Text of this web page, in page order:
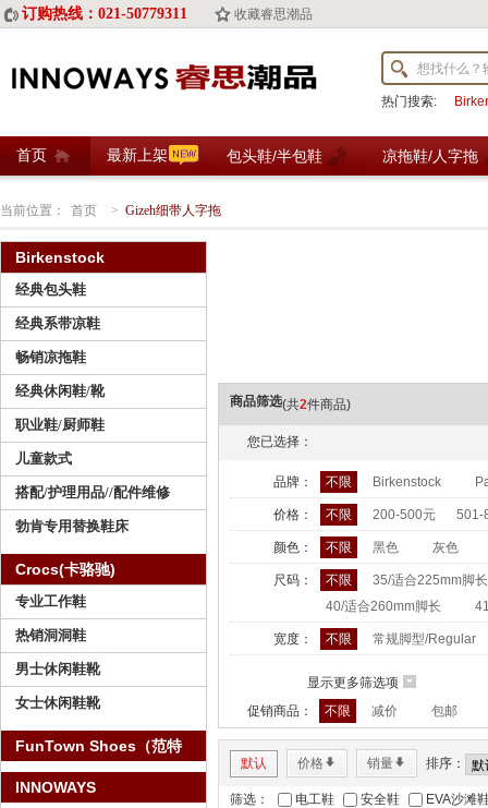
订购热线：021-50779311 收藏睿思潮品
热门搜索:
首页 最新上架 包头鞋/半包鞋 凉拖鞋/人字拖
当前位置： 首页 > Gizeh细带人字拖
商品筛选(共2件商品)
您已选择：
品牌： 不限 Birkenstock
价格： 不限 200-500元 501-
颜色： 不限 黑色 灰色
尺码： 不限
35/适合225mm脚长
40/适合260mm脚长
宽度： 不限 常规脚型/Regular
显示更多筛选项 6
促销商品： 不限 减价 包邮
默认 价格* 销量* 排序：
筛选： 电工鞋 安全鞋
EVA沙滩
Birkenstock
经典包头鞋
经典系带凉鞋
畅销凉拖鞋
经典休闲鞋/靴
职业鞋/厨师鞋
儿童款式
搭配/护理用品//配件维修
勃肯专用替换鞋床
Crocs(卡骆驰)
专业工作鞋
热销洞洞鞋
男士休闲鞋靴
女士休闲鞋靴
FunTown Shoes（范特
仕）
INNOWAYS